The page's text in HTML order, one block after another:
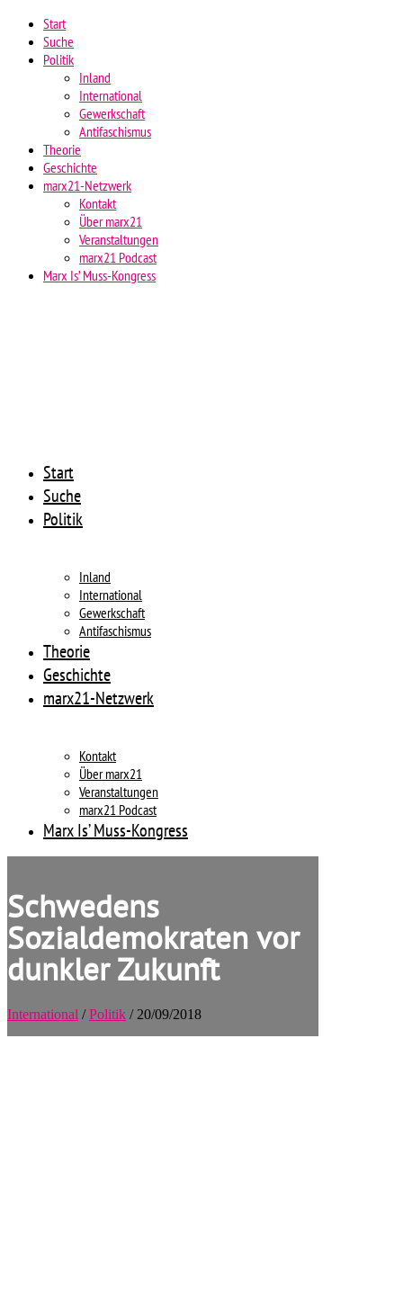
Start
Suche
Politik
Inland
International
Gewerkschaft
Antifaschismus
Theorie
Geschichte
marx21-Netzwerk
Kontakt
Über marx21
Veranstaltungen
marx21 Podcast
Marx Is’ Muss-Kongress
Start
Suche
Politik
Inland
International
Gewerkschaft
Antifaschismus
Theorie
Geschichte
marx21-Netzwerk
Kontakt
Über marx21
Veranstaltungen
marx21 Podcast
Marx Is’ Muss-Kongress
Schwedens
Sozialdemokraten vor
dunkler Zukunft
International /Politik / 20/09/2018